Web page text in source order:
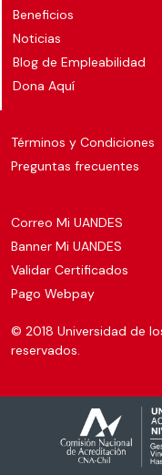
Beneficios
Noticias
Blog de Empleabilidad
Dona Aquí
Términos y Condiciones
Preguntas frecuentes
Correo Mi UANDES
Banner Mi UANDES
Validar Certificados
Pago Webpay
© 2018 Universidad de
reservados.